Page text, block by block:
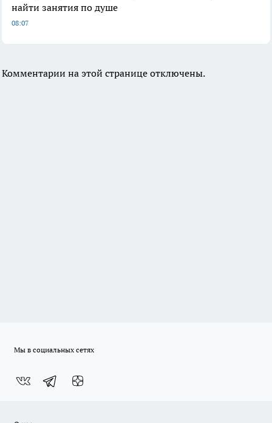
найти занятия по душе
08:07
Комментарии на этой странице отключены.
Мы в социальных сетях